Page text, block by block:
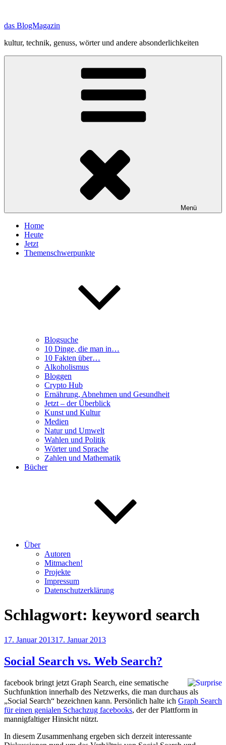
springen
das BlogMagazin
kultur, technik, genuss, wörter und andere absonderlichkeiten
Menü
Home
Heute
Jetzt
Themenschwerpunkte
Blogsuche
10 Dinge, die man in…
10 Fakten über…
Alkoholismus
Bloggen
Crypto Hub
Ernährung, Abnehmen und Gesundheit
Jetzt – der Überblick
Kunst und Kultur
Medien
Natur und Umwelt
Wahlen und Politik
Wörter und Sprache
Zahlen und Mathematik
Bücher
Über
Autoren
Mitmachen!
Projekte
Impressum
Datenschutzerklärung
Schlagwort: keyword search
Veröffentlicht
17. Januar 201317. Januar 2013
Social Search vs. Web Search?
facebook bringt jetzt Graph Search, eine sematische
Suchfunktion innerhalb des Netzwerks, die man durchaus als
„Social Search“ bezeichnen kann. Persönlich halte ich Graph Search
für einen genialen Schachzug facebooks, der der Plattform in
mannigfaltiger Hinsicht nützt.
In diesem Zusammenhang ergeben sich derzeit interessante